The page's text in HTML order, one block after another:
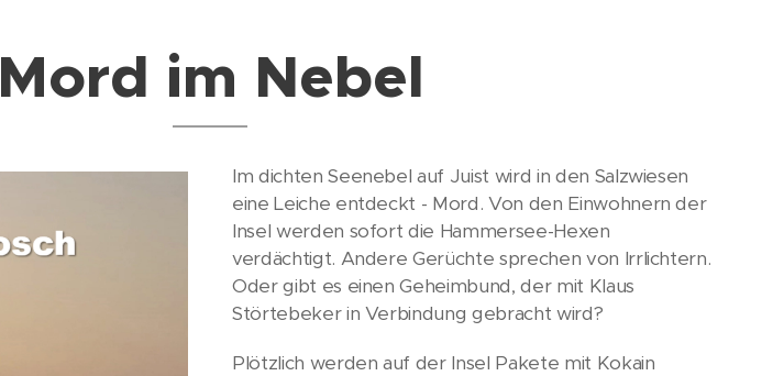
Mord im Nebel
Im dichten Seenebel auf Juist wird in den Salzwiesen
eine Leiche entdeckt - Mord. Von den Einwohnern der
Insel werden sofort die Hammersee-Hexen
verdächtigt. Andere Gerüchte sprechen von Irrlichtern.
Oder gibt es einen Geheimbund, der mit Klaus
Störtebeker in Verbindung gebracht wird?
Plötzlich werden auf der Insel Pakete mit Kokain